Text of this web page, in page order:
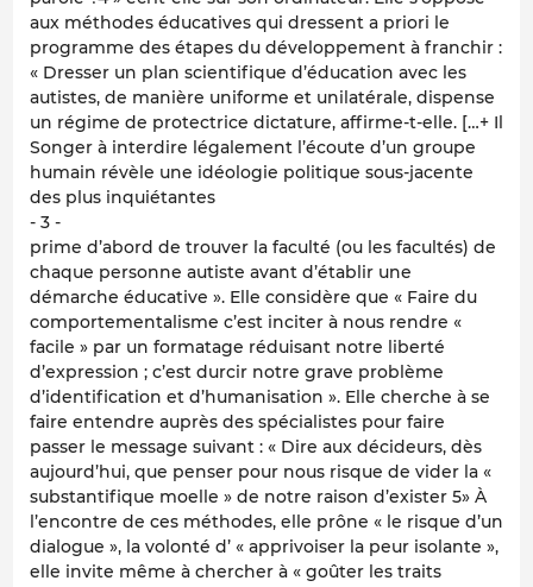
aux méthodes éducatives qui dressent a priori le
programme des étapes du développement à franchir :
« Dresser un plan scientifique d’éducation avec les
autistes, de manière uniforme et unilatérale, dispense
un régime de protectrice dictature, affirme-t-elle. […+ Il
Songer à interdire légalement l’écoute d’un groupe
humain révèle une idéologie politique sous-jacente
des plus inquiétantes
- 3 -
prime d’abord de trouver la faculté (ou les facultés) de
chaque personne autiste avant d’établir une
démarche éducative ». Elle considère que « Faire du
comportementalisme c’est inciter à nous rendre «
facile » par un formatage réduisant notre liberté
d’expression ; c’est durcir notre grave problème
d’identification et d’humanisation ». Elle cherche à se
faire entendre auprès des spécialistes pour faire
passer le message suivant : « Dire aux décideurs, dès
aujourd’hui, que penser pour nous risque de vider la «
substantifique moelle » de notre raison d’exister 5» À
l’encontre de ces méthodes, elle prône « le risque d’un
dialogue », la volonté d’ « apprivoiser la peur isolante »,
elle invite même à chercher à « goûter les traits